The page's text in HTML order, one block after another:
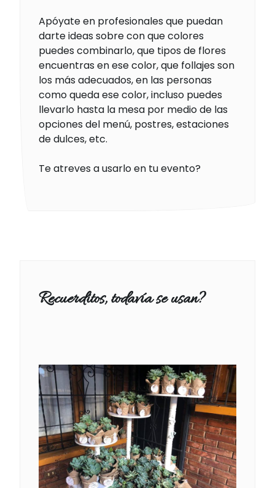
Apóyate en profesionales que puedan
darte ideas sobre con que colores
puedes combinarlo, que tipos de flores
encuentras en ese color, que follajes son
los más adecuados, en las personas
como queda ese color, incluso puedes
llevarlo hasta la mesa por medio de las
opciones del menú, postres, estaciones
de dulces, etc.
Te atreves a usarlo en tu evento?
Recuerditos, todavía se usan?